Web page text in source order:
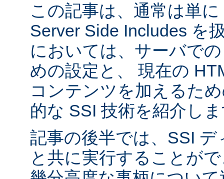
この記事は、通常は単
Server Side Includes を
においては、サーバで
めの設定と、 現在の
コンテンツを加えるた
的な SSI 技術を紹介し
記事の後半では、SSI
と共に実行することが